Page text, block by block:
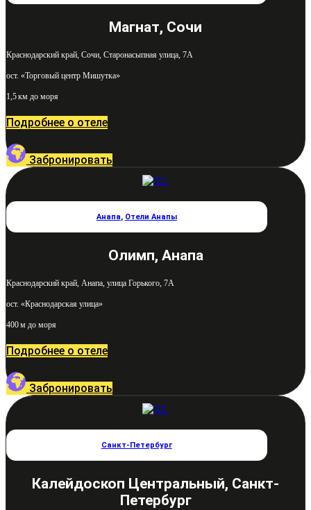
Магнат, Сочи
Краснодарский край, Сочи, Старонасыпная улица, 7А
ост. «Торговый центр Мишутка»
1,5 км до моря
Подробнее о отеле
Забронировать
Анапа, Отели Анапы
Олимп, Анапа
Краснодарский край, Анапа, улица Горького, 7А
ост. «Краснодарская улица»
400 м до моря
Подробнее о отеле
Забронировать
Санкт-Петербург
Калейдоскоп Центральный, Санкт-
Петербург